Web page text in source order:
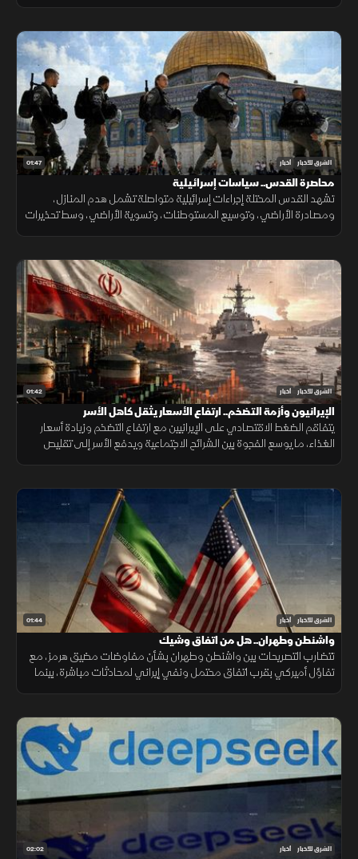
01:47 الشرق للأخبار أخبار
محاصرة القدس.. سياسات إسرائيلية
تشهد القدس المحتلة إجراءات إسرائيلية متواصلة تشمل هدم المنازل،
ومصادرة الأراضي، وتوسيع المستوطنات، وتسوية الأراضي، وسط تحذيرات
01:42 الشرق للأخبار أخبار
الإيرانيون وأزمة التضخم.. ارتفاع الأسعار يثقل كاهل الأسر
يتفاقم الضغط الاقتصادي على الإيرانيين مع ارتفاع التضخم وزيادة أسعار
الغذاء، ما يوسع الفجوة بين الشرائح الاجتماعية ويدفع الأسر إلى تقليص
01:44 الشرق للأخبار أخبار
واشنطن وطهران.. هل من اتفاق وشيك
تتضارب التصريحات بين واشنطن وطهران بشأن مفاوضات مضيق هرمز، مع
تفاؤل أميركي بقرب اتفاق محتمل ونفي إيراني لمحادثات مباشرة، بينما
02:02 الشرق للأخبار أخبار